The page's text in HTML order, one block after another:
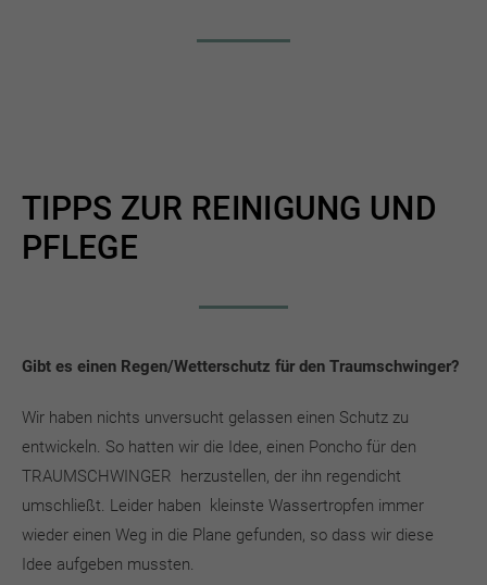
TIPPS ZUR REINIGUNG UND
PFLEGE
Gibt es einen Regen/Wetterschutz für den Traumschwinger?
Wir haben nichts unversucht gelassen einen Schutz zu
entwickeln. So hatten wir die Idee, einen Poncho für den
TRAUMSCHWINGER herzustellen, der ihn regendicht
umschließt. Leider haben kleinste Wassertropfen immer
wieder einen Weg in die Plane gefunden, so dass wir diese
Idee aufgeben mussten.